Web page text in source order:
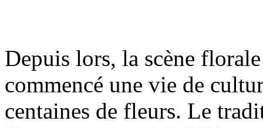
Depuis lors, la scène
commencé une vie de
centaines de fleurs. Le